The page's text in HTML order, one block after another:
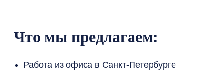
Что мы предлагаем:
Работа из офиса в Санкт-Петербурге